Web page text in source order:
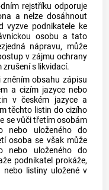
rejstříku odporuje
a nelze dosáhnout
vyzve podnikatele ke
osobu a tato
nápravu, může
v zájmu ochrany
s likvidací.
obsahu zápisu
a cizím jazyce nebo
v českém jazyce a
těchto listin do cizího
se vůči třetím osobám
nebo uloženého do
osoba se však může
nebo uloženého do
podnikatel prokáže,
listiny uložené v